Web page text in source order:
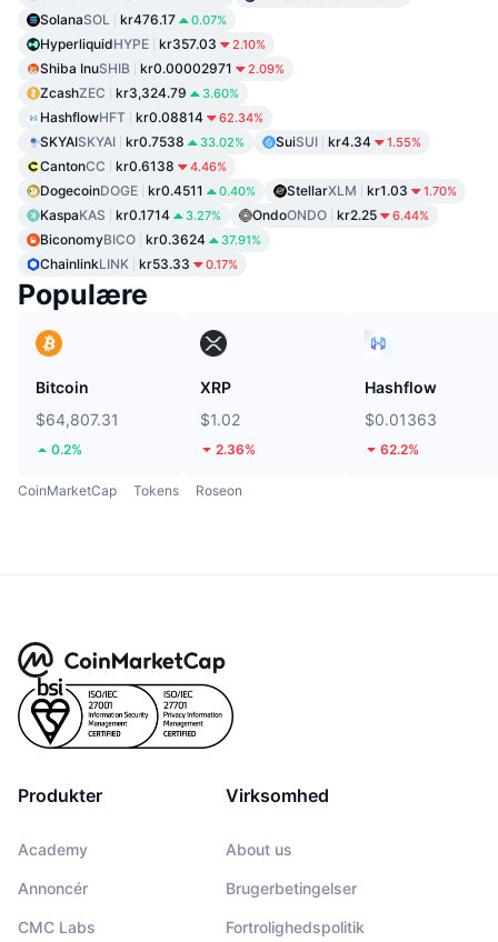
SolanaSOL kr476.17 0.07%
HyperliquidHYPE kr357.03 2.10%
Shiba InuSHIB kr0.00002971 2.09%
ZcashZEC kr3,324.79 3.60%
HashflowHFT kr0.08814 62.34%
SKYAISKYAI kr0.7538 33.02% SuiSUI kr4.34 1.55%
CantonCC kr0.6138 4.46%
DogecoinDOGE kr0.4511 0.40% StellarXLM kr1.03 1.70%
KaspaKAS kr0.1714 3.27% OndoONDO kr2.25 6.44%
BiconomyBICO kr0.3624 37.91%
ChainlinkLINK kr53.33 0.17%
Populære
Bitcoin
$64,807.31
0.2%
XRP
$1.02
2.36%
Hashflow
$0.01363
62.2%
CoinMarketCap Tokens Roseon
Produkter
Academy
Annoncér
CMC Labs
Virksomhed
About us
Brugerbetingelser
Fortrolighedspolitik